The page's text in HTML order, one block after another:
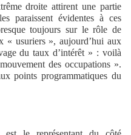
droite attirent une partie
paraissent évidentes à ces
toujours sur le rôle de
« usuriers », aujourd’hui aux
du taux d’intérêt » : voilà
des occupations ».
points programmatiques du